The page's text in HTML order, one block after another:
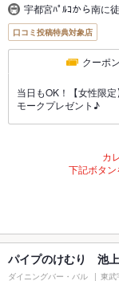
宇都宮ﾊﾟﾙｺから南に
口コミ投稿特典対象店
クーポン
当日もOK！【女性限
モークプレゼント♪
カ
下記ボタン
パイプのけむり 池
ダイニングバー・バル 東武